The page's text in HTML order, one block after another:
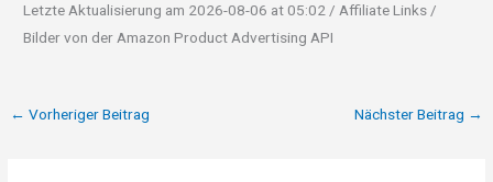
Letzte Aktualisierung am 2026-08-06 at 05:02 / Affiliate Links /
Bilder von der Amazon Product Advertising API
← Vorheriger Beitrag Nächster Beitrag →